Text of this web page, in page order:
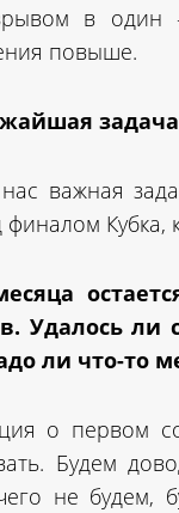
в один
повыше.
важная
Кубка,
Удалось ли
ли что-то
о первом
Будем
не будем,